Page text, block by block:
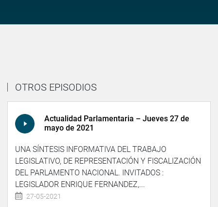
OTROS EPISODIOS
Actualidad Parlamentaria – Jueves 27 de
mayo de 2021
UNA SÍNTESIS INFORMATIVA DEL TRABAJO
LEGISLATIVO, DE REPRESENTACIÓN Y FISCALIZACIÓN
DEL PARLAMENTO NACIONAL. INVITADOS :
LEGISLADOR ENRIQUE FERNANDEZ,...
27-05-2021